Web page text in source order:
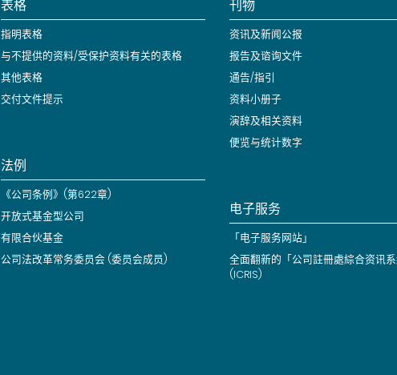
表格
指明表格
与不提供的资料/受保护资料有关的表格
其他表格
交付文件提示
法例
《公司条例》(第622章)
开放式基金型公司
有限合伙基金
公司法改革常务委员会 (委员会成员)
刊物
资讯及新闻公报
报告及谘询文件
通告/指引
资料小册子
演辞及相关资料
便览与统计数字
电子服务
「电子服务网站」
全面翻新的「公司註冊處綜合资讯
(ICRIS)